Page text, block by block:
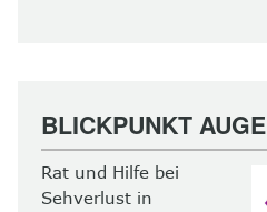
BLICKPUNKT AUGE
Rat und Hilfe bei
Sehverlust in